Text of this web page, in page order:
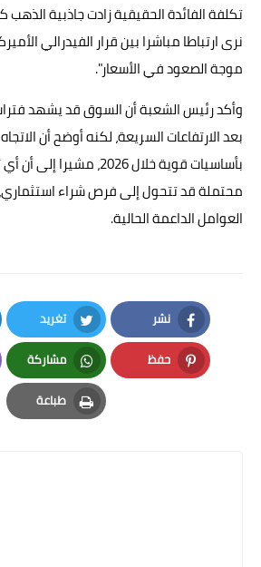
تكلفة الفائدة الحقيقية زادت جاذبية
نرى ارتباطا مباشرا بين قرار الفيدرالي
موجة الصعود في الأسعار".
وأكد رئيس الشعبة أن السوق قد يشهد
بعد الارتفاعات السريعة، لكنه أوضح أن
بأساسيات قوية خلال 2026،
محتملة قد تتحول إلى فرص شراء
العوامل الداعمة الحالية.
نشر
Facebook
تغريد
Twitter
حفظ
Pinterest
مشاركة
Whatsapp
طباعة
Print